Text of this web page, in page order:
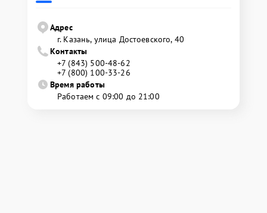
Адрес
г. Казань, улица Достоевского, 40
Контакты
+7 (843) 500-48-62
+7 (800) 100-33-26
Время работы
Работаем с 09:00 до 21:00